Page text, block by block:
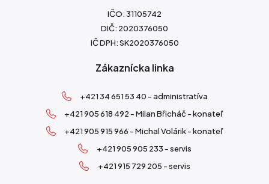
IČO: 31105742
DIČ: 2020376050
IČ DPH: SK2020376050
Zákaznícka linka
+421 34 651 53 40 - administratíva
+421 905 618 492 - Milan Břicháč - konateľ
+421 905 915 966 - Michal Volárik - konateľ
+421 905 905 233 - servis
+421 915 729 205 - servis